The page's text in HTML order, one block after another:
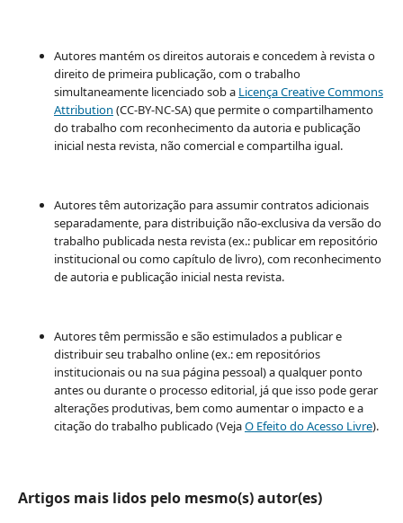
Autores mantém os direitos autorais e concedem à revista o
direito de primeira publicação, com o trabalho
simultaneamente licenciado sob a Licença Creative Commons
Attribution (CC-BY-NC-SA) que permite o compartilhamento
do trabalho com reconhecimento da autoria e publicação
inicial nesta revista, não comercial e compartilha igual.
Autores têm autorização para assumir contratos adicionais
separadamente, para distribuição não-exclusiva da versão do
trabalho publicada nesta revista (ex.: publicar em repositório
institucional ou como capítulo de livro), com reconhecimento
de autoria e publicação inicial nesta revista.
Autores têm permissão e são estimulados a publicar e
distribuir seu trabalho online (ex.: em repositórios
institucionais ou na sua página pessoal) a qualquer ponto
antes ou durante o processo editorial, já que isso pode gerar
alterações produtivas, bem como aumentar o impacto e a
citação do trabalho publicado (VejaO Efeito do Acesso Livre).
Artigos mais lidos pelo mesmo(s) autor(es)